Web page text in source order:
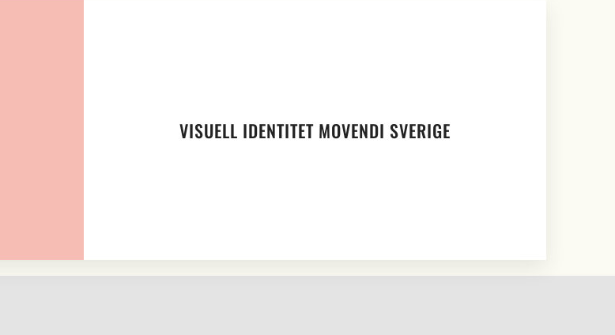
VISUELL IDENTITET MOVENDI SVERIGE